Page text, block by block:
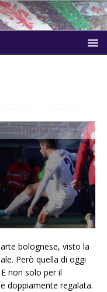
bolognese, visto la
Però quella di oggi
non solo per il
doppiamente regalata.